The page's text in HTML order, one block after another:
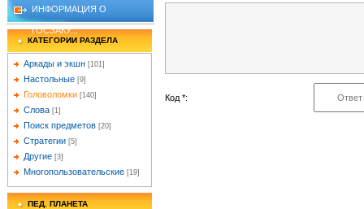
ИНФОРМАЦИЯ О
ГОСЗАКУ...
КАТЕГОРИИ РАЗДЕЛА
Аркады и экшн [101]
Настольные [9]
Головоломки [140]
Слова [1]
Поиск предметов [20]
Стратегии [5]
Другие [3]
Многопользовательские [19]
ПЕД. ПЛАНЕТА
Код *: